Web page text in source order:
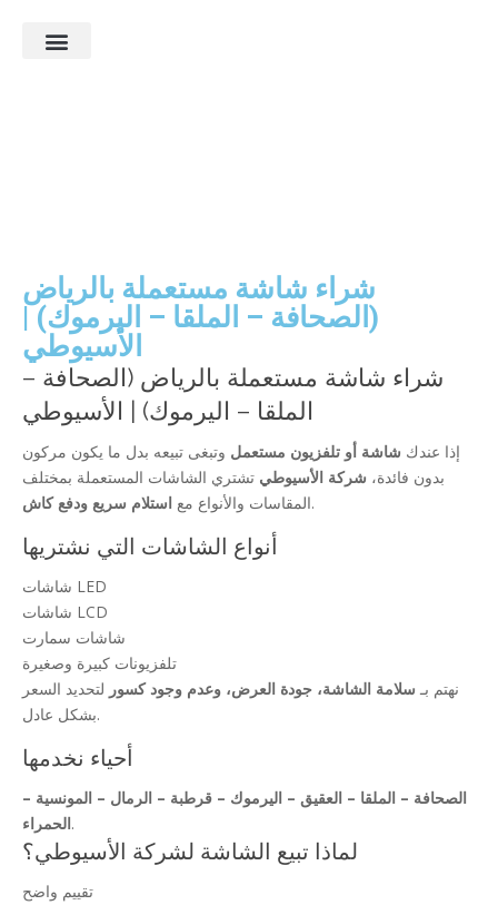
شراء شاشة مستعملة بالرياض
(الصحافة – الملقا – اليرموك) |
الأسيوطي
شراء شاشة مستعملة بالرياض (الصحافة –
الملقا – اليرموك) | الأسيوطي
إذا عندك شاشة أو تلفزيون مستعمل وتبغى تبيعه بدل ما يكون مركون
بدون فائدة، شركة الأسيوطي تشتري الشاشات المستعملة بمختلف
المقاسات والأنواع مع استلام سريع ودفع كاش .
أنواع الشاشات التي نشتريها
شاشات LED
شاشات LCD
شاشات سمارت
تلفزيونات كبيرة وصغيرة
نهتم بـ سلامة الشاشة، جودة العرض، وعدم وجود كسور لتحديد السعر
بشكل عادل.
أحياء نخدمها
الصحافة – الملقا – العقيق – اليرموك – قرطبة – الرمال – المونسية –
الحمراء.
لماذا تبيع الشاشة لشركة الأسيوطي؟
تقييم واضح